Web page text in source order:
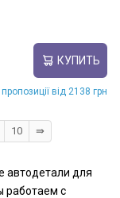
КУПИТЬ
від 2138 грн
10 ⇛
автодетали для
работаем с